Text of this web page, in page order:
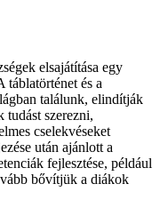
elsajátítása egy
táblatörténet és a
találunk, elindítják
tudást szerezni,
cselekvéseket
után ajánlott a
fejlesztése, például
bővítjük a diákok